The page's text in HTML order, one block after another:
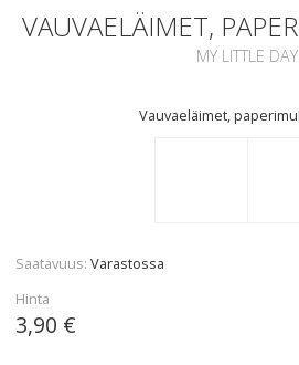
VAUVAELÄIMET,
MY LITTLE DAY
Vauvaeläimet,
Saatavuus Varastossa
Hinta
3,90 €